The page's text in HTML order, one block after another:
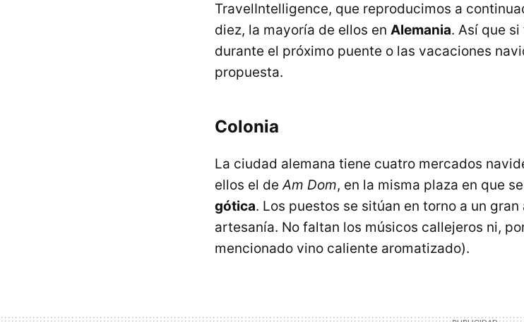
TravelIntelligence, que reproducimos a
diez, la mayoría de ellos en Alemania. Así que
durante el próximo puente o las vacaciones
propuesta.
Colonia
La ciudad alemana tiene cuatro mercados
ellos el deAm Dom, en la misma plaza en que
gótica. Los puestos se sitúan en torno a un
artesanía. No faltan los músicos callejeros ni,
mencionado vino caliente aromatizado).